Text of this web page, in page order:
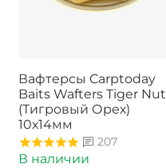
Вафтерсы Carptoday
Baits Wafters Tiger Nut
(Тигровый Орех)
10х14мм
207
В наличии